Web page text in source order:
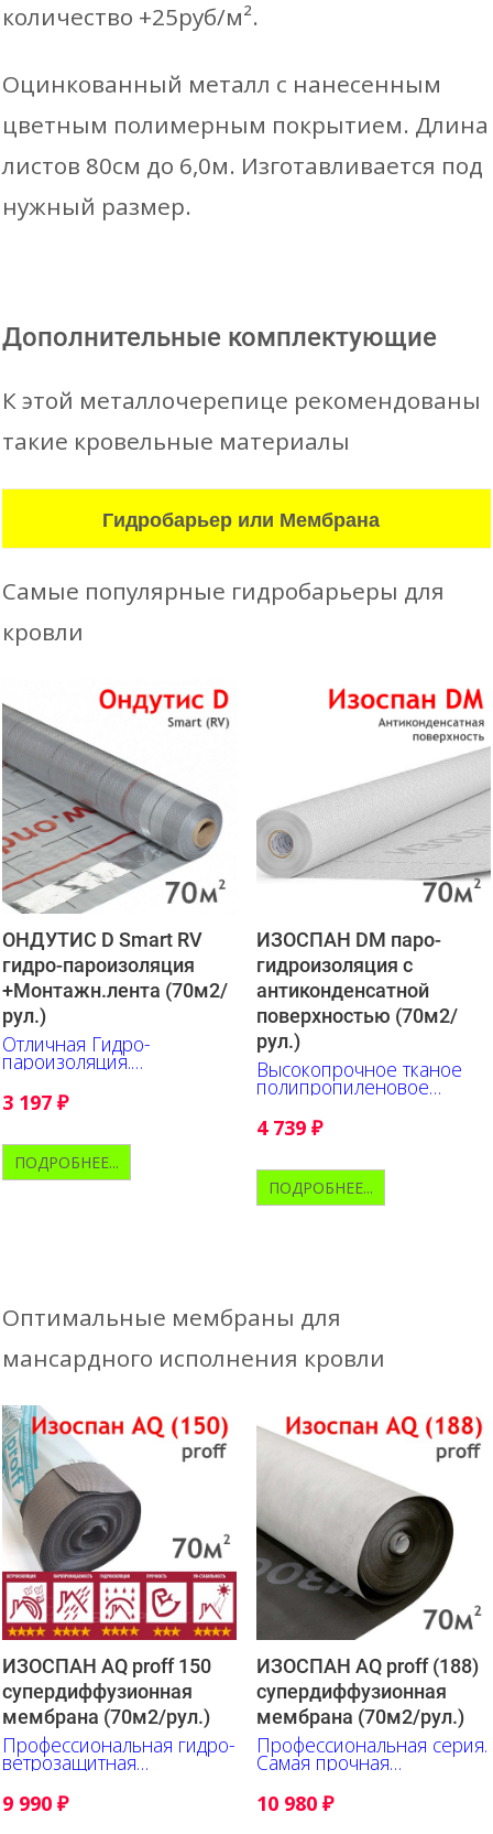
количество +25руб/м².
Оцинкованный металл с нанесенным
цветным полимерным покрытием. Длина
листов 80см до 6,0м. Изготавливается под
нужный размер.
Дополнительные комплектующие
К этой металлочерепице рекомендованы
такие кровельные материалы
Гидробарьер или Мембрана
Самые популярные гидробарьеры для
кровли
ОНДУТИС D Smart RV
гидро-пароизоляция
+Монтажн.лента (70м2/
рул.)
Отличная Гидро-
пароизоляция.
Исключительно прочна и
удобна в работе.
Нанесена разметка.
3 197 ₽
ПОДРОБНЕЕ...
ИЗОСПАН DM паро-
гидроизоляция c
антиконденсатной
поверхностью (70м2/
рул.)
Высокопрочное тканое
полипропиленовое
полотно с
антиконденсатной
поверхностью
4 739 ₽
ПОДРОБНЕЕ...
Оптимальные мембраны для
мансардного исполнения кровли
ИЗОСПАН AQ proff 150
супердиффузионная
мембрана (70м2/рул.)
Профессиональная гидро-
ветрозащитная
супердиффузионная
мембрана
9 990 ₽
ИЗОСПАН AQ proff (188)
супердиффузионная
мембрана (70м2/рул.)
Профессиональная серия.
Самая прочная
супердиффузионная
мембрана.
10 980 ₽